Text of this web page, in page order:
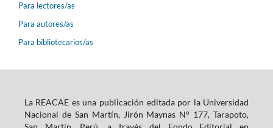
Para lectores/as
Para autores/as
Para bibliotecarios/as
La REACAE es una publicación editada por la Universidad
Nacional de San Martín, Jirón Maynas N° 177, Tarapoto,